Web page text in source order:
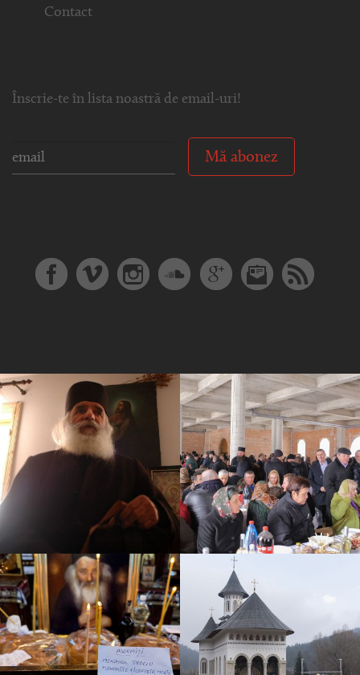
Contact
Înscrie-te în lista noastră de email-uri!
Mă abonez